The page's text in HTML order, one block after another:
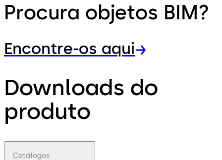
Procura objetos BIM?
Encontre-os aqui
Downloads do
produto
Catálogos